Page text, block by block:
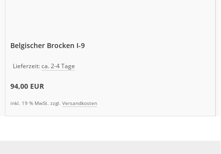
Belgischer Brocken I-9
Lieferzeit:ca. 2-4 Tage
94,00 EUR
inkl. 19 % MwSt. zzgl. Versandkosten